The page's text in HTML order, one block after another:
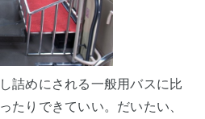
詰めにされる一般用バスに比
たりできていい。だいたい、